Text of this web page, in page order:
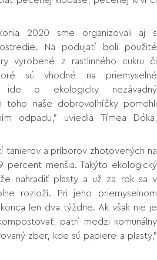
2020 sme organizovali aj s
Na podujatí boli použité
vyrobené z rastlinného cukru či
sú vhodné na priemyselné
ide o ekologicky nezávadný
toho naše dobrovoľníčky pomohli
odpadu,” uviedla Tímea Dóka,
tanierov a príborov zhotovených na
percent menšia. Takýto ekologický
nahradiť plasty a už za rok sa v
rozloží. Pri jeho priemyselnom
len dva týždne. Ak však nie je
patrí medzi komunálny
zber, kde sú papiere a plasty,”